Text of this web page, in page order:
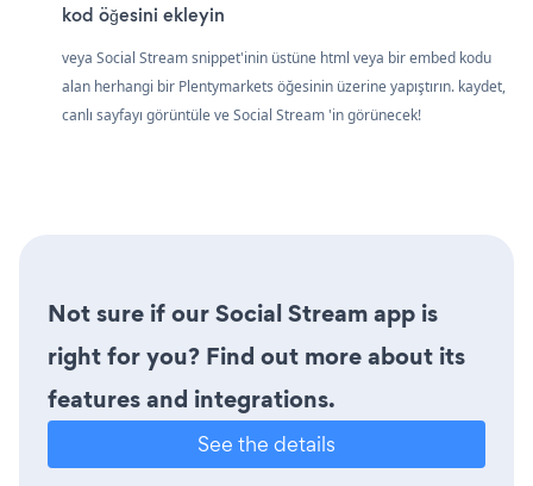
kod öğesini ekleyin
veya Social Stream snippet'inin üstüne html veya bir embed kodu
alan herhangi bir Plentymarkets öğesinin üzerine yapıştırın. kaydet,
canlı sayfayı görüntüle ve Social Stream 'in görünecek!
Not sure if our Social Stream app is
right for you? Find out more about its
features and integrations.
See the details